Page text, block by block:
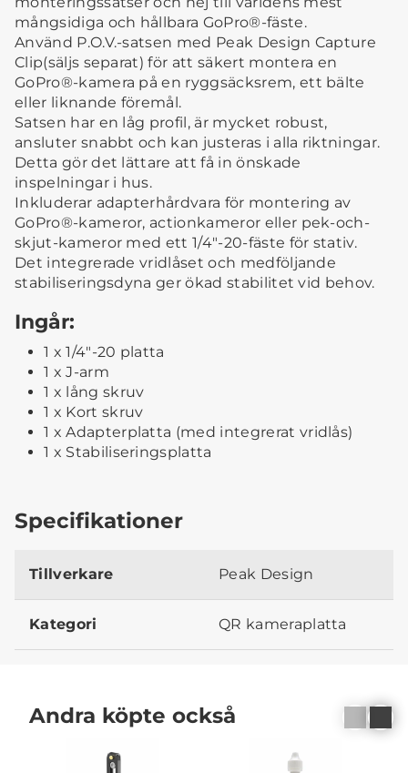
mångsidiga och hållbara GoPro®-fäste.
Använd P.O.V.-satsen med Peak Design Capture
Clip(säljs separat) för att säkert montera en
GoPro®-kamera på en ryggsäcksrem, ett bälte
eller liknande föremål.
Satsen har en låg profil, är mycket robust,
ansluter snabbt och kan justeras i alla riktningar.
Detta gör det lättare att få in önskade
inspelningar i hus.
Inkluderar adapterhårdvara för montering av
GoPro®-kameror, actionkameror eller pek-och-
skjut-kameror med ett 1/4"-20-fäste för stativ.
Det integrerade vridlåset och medföljande
stabiliseringsdyna ger ökad stabilitet vid behov.
Ingår:
1 x 1/4"-20 platta
1 x J-arm
1 x lång skruv
1 x Kort skruv
1 x Adapterplatta (med integrerat vridlås)
1 x Stabiliseringsplatta
Specifikationer
Tillverkare Peak Design
Kategori QR kameraplatta
Andra köpte också